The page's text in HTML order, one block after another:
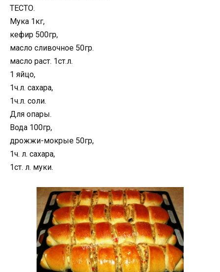
ТЕСТО.
Мука 1кг,
кефир 500гр,
масло сливочное 50гр.
масло раст. 1ст.л.
1 яйцо,
1ч.л. сахара,
1ч.л. соли.
Для опары.
Вода 100гр,
дрожжи-мокрые 50гр,
1ч. л. сахара,
1ст. л. муки.